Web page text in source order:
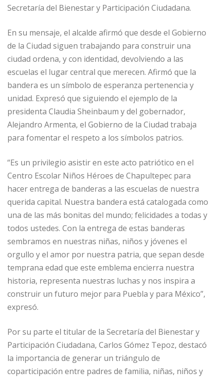
Secretaría del Bienestar y Participación Ciudadana.
En su mensaje, el alcalde afirmó que desde el Gobierno
de la Ciudad siguen trabajando para construir una
ciudad ordena, y con identidad, devolviendo a las
escuelas el lugar central que merecen. Afirmó que la
bandera es un símbolo de esperanza pertenencia y
unidad. Expresó que siguiendo el ejemplo de la
presidenta Claudia Sheinbaum y del gobernador,
Alejandro Armenta, el Gobierno de la Ciudad trabaja
para fomentar el respeto a los símbolos patrios.
“Es un privilegio asistir en este acto patriótico en el
Centro Escolar Niños Héroes de Chapultepec para
hacer entrega de banderas a las escuelas de nuestra
querida capital. Nuestra bandera está catalogada como
una de las más bonitas del mundo; felicidades a todas y
todos ustedes. Con la entrega de estas banderas
sembramos en nuestras niñas, niños y jóvenes el
orgullo y el amor por nuestra patria, que sepan desde
temprana edad que este emblema encierra nuestra
historia, representa nuestras luchas y nos inspira a
construir un futuro mejor para Puebla y para México”,
expresó.
Por su parte el titular de la Secretaría del Bienestar y
Participación Ciudadana, Carlos Gómez Tepoz, destacó
la importancia de generar un triángulo de
coparticipación entre padres de familia, niñas, niños y